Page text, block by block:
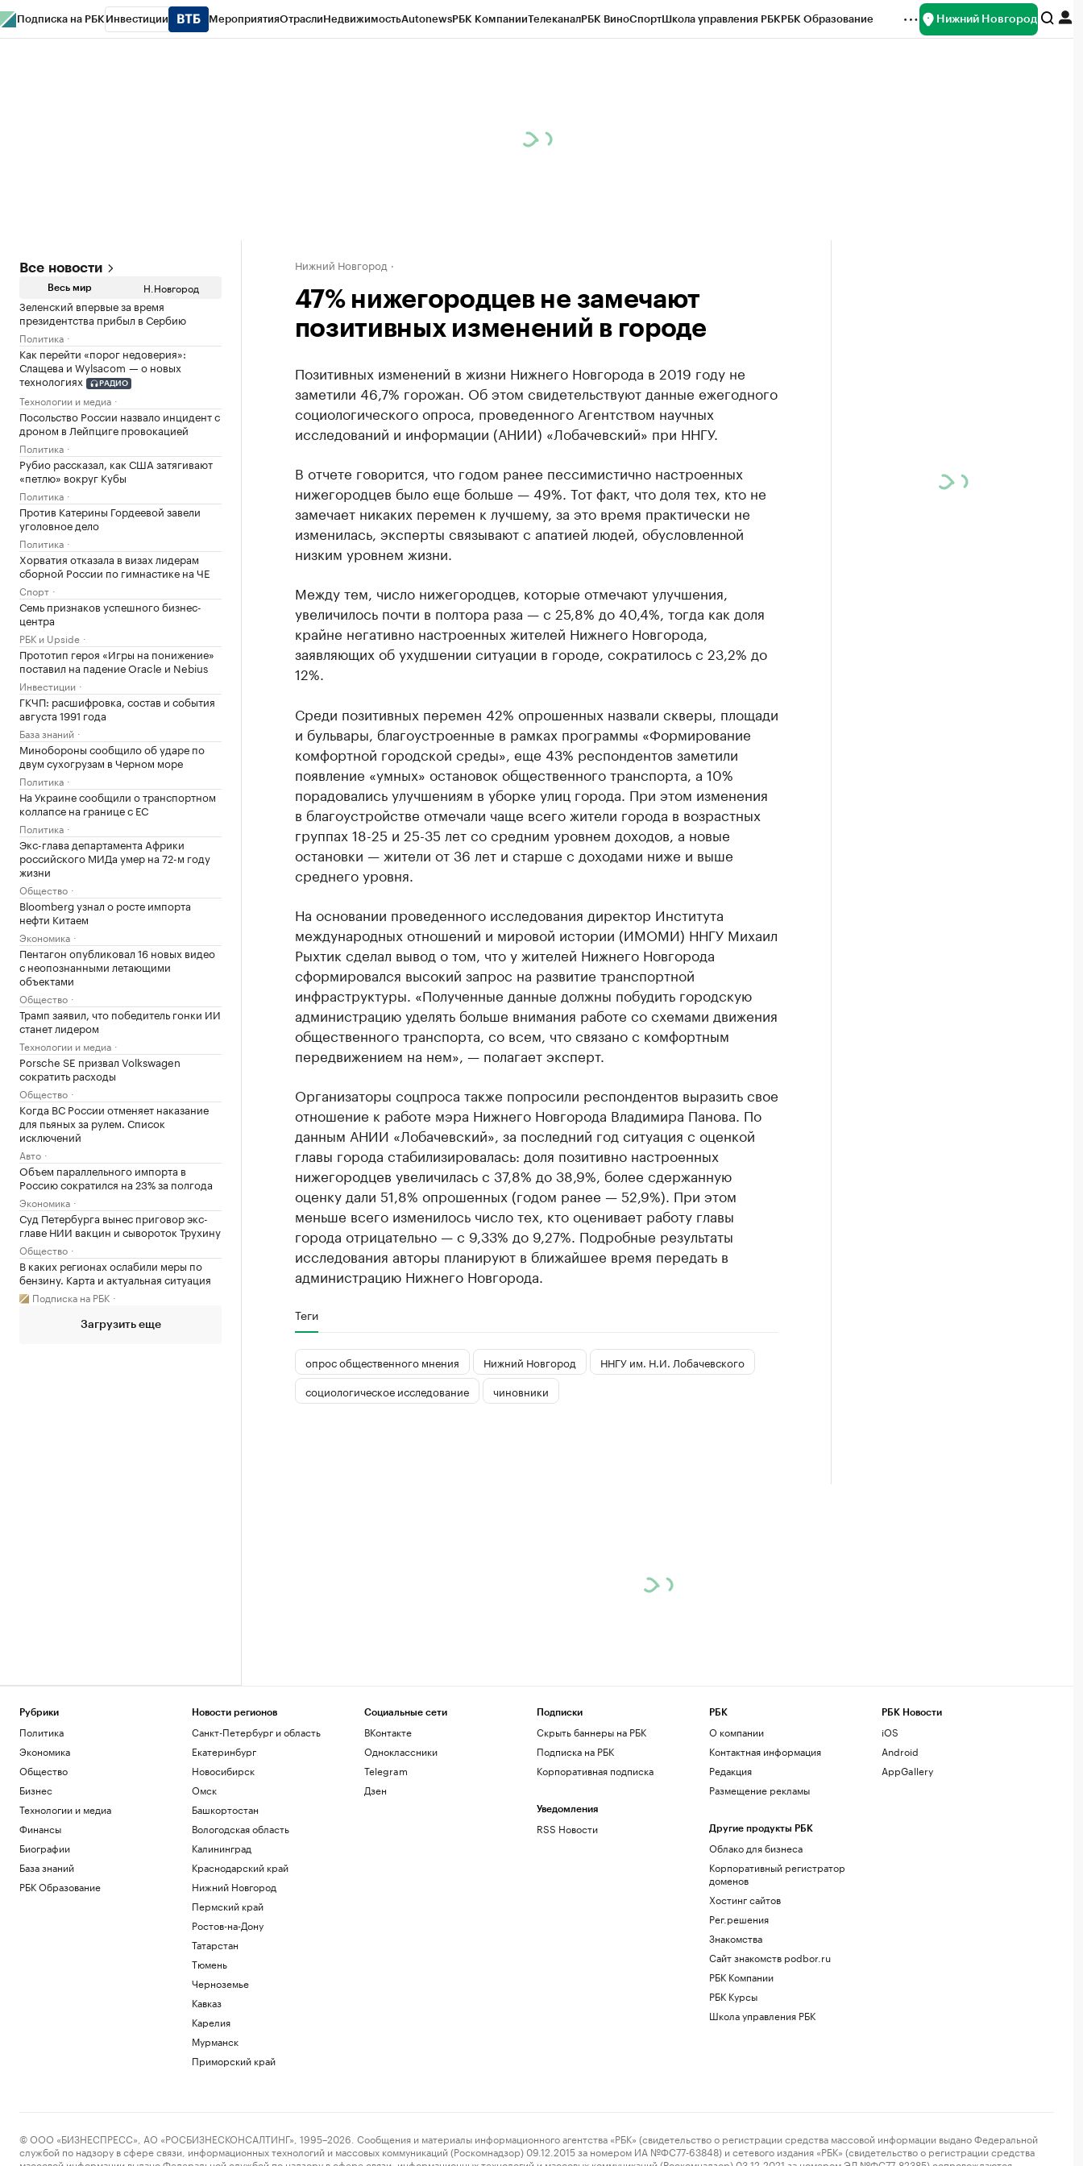
Подписка на РБК Инвестиции МероприятияОтраслиНедвижимостьAutonewsРБК КомпанииТелеканалРБК ВиноСпортШкола управления РБКРБК Образование Нижний Новгород
Все новости
Весь мир Н.Новгород
Зеленский впервые за время
президентства прибыл в Сербию
Политика
Как перейти «порог недоверия»:
Слащева и Wylsacom — о новых
технологиях
РАДИО
Технологии и медиа
Посольство России назвало инцидент с
дроном в Лейпциге провокацией
Политика
Рубио рассказал, как США затягивают
«петлю» вокруг Кубы
Политика
Против Катерины Гордеевой завели
уголовное дело
Политика
Хорватия отказала в визах лидерам
сборной России по гимнастике на ЧЕ
Спорт
Семь признаков успешного бизнес-
центра
РБК и Upside
Прототип героя «Игры на понижение»
поставил на падение Oracle и Nebius
Инвестиции
ГКЧП: расшифровка, состав и события
августа 1991 года
База знаний
Минобороны сообщило об ударе по
двум сухогрузам в Черном море
Политика
На Украине сообщили о транспортном
коллапсе на границе с ЕС
Политика
Экс-глава департамента Африки
российского МИДа умер на 72-м году
жизни
Общество
Bloomberg узнал о росте импорта
нефти Китаем
Экономика
Пентагон опубликовал 16 новых видео
с неопознанными летающими
объектами
Общество
Трамп заявил, что победитель гонки ИИ
станет лидером
Технологии и медиа
Porsche SE призвал Volkswagen
сократить расходы
Общество
Когда ВС России отменяет наказание
для пьяных за рулем. Список
исключений
Авто
Объем параллельного импорта в
Россию сократился на 23% за полгода
Экономика
Суд Петербурга вынес приговор экс-
главе НИИ вакцин и сывороток Трухину
Общество
В каких регионах ослабили меры по
бензину. Карта и актуальная ситуация
Подписка на РБК
Загрузить еще
Нижний Новгород
47% нижегородцев не замечают
позитивных изменений в городе
Позитивных изменений в жизни Нижнего Новгорода в 2019 году не
заметили 46,7% горожан. Об этом свидетельствуют данные ежегодного
социологического опроса, проведенного Агентством научных
исследований и информации (АНИИ) «Лобачевский» при ННГУ.
В отчете говорится, что годом ранее пессимистично настроенных
нижегородцев было еще больше — 49%. Тот факт, что доля тех, кто не
замечает никаких перемен к лучшему, за это время практически не
изменилась, эксперты связывают с апатией людей, обусловленной
низким уровнем жизни.
Между тем, число нижегородцев, которые отмечают улучшения,
увеличилось почти в полтора раза — с 25,8% до 40,4%, тогда как доля
крайне негативно настроенных жителей Нижнего Новгорода,
заявляющих об ухудшении ситуации в городе, сократилось с 23,2% до
12%.
Среди позитивных перемен 42% опрошенных назвали скверы, площади
и бульвары, благоустроенные в рамках программы «Формирование
комфортной городской среды», еще 43% респондентов заметили
появление «умных» остановок общественного транспорта, а 10%
порадовались улучшениям в уборке улиц города. При этом изменения
в благоустройстве отмечали чаще всего жители города в возрастных
группах 18-25 и 25-35 лет со средним уровнем доходов, а новые
остановки — жители от 36 лет и старше с доходами ниже и выше
среднего уровня.
На основании проведенного исследования директор Института
международных отношений и мировой истории (ИМОМИ) ННГУ Михаил
Рыхтик сделал вывод о том, что у жителей Нижнего Новгорода
сформировался высокий запрос на развитие транспортной
инфраструктуры. «Полученные данные должны побудить городскую
администрацию уделять больше внимания работе со схемами движения
общественного транспорта, со всем, что связано с комфортным
передвижением на нем», — полагает эксперт.
Организаторы соцпроса также попросили респондентов выразить свое
отношение к работе мэра Нижнего Новгорода Владимира Панова. По
данным АНИИ «Лобачевский», за последний год ситуация с оценкой
главы города стабилизировалась: доля позитивно настроенных
нижегородцев увеличилась с 37,8% до 38,9%, более сдержанную
оценку дали 51,8% опрошенных (годом ранее — 52,9%). При этом
меньше всего изменилось число тех, кто оценивает работу главы
города отрицательно — с 9,33% до 9,27%. Подробные результаты
исследования авторы планируют в ближайшее время передать в
администрацию Нижнего Новгорода.
Теги
опрос общественного мнения Нижний Новгород
ННГУ им. Н.И. Лобачевского
социологическое исследование
чиновники
Рубрики
Политика
Экономика
Общество
Бизнес
Технологии и медиа
Финансы
Биографии
База знаний
РБК Образование
Новости регионов
Санкт-Петербург и область
Екатеринбург
Новосибирск
Омск
Башкортостан
Вологодская область
Калининград
Краснодарский край
Нижний Новгород
Пермский край
Ростов-на-Дону
Татарстан
Тюмень
Черноземье
Кавказ
Карелия
Мурманск
Приморский край
Социальные сети
ВКонтакте
Одноклассники
Telegram
Дзен
Подписки
Скрыть баннеры на РБК
Подписка на РБК
Корпоративная подписка
Уведомления
RSS Новости
РБК
О компании
Контактная информация
Редакция
Размещение рекламы
Другие продукты РБК
Облако для бизнеса
Корпоративный регистратор
доменов
Хостинг сайтов
Рег.решения
Знакомства
Сайт знакомств podbor.ru
РБК Компании
РБК Курсы
Школа управления РБК
РБК Новости
iOS
Android
AppGallery
© ООО «БИЗНЕСПРЕСС», АО «РОСБИЗНЕСКОНСАЛТИНГ», 1995–2026. Сообщения и материалы информационного агентства «РБК» (свидетельство о регистрации средства массовой информации выдано Федеральной
службой по надзору в сфере связи, информационных технологий и массовых коммуникаций (Роскомнадзор) 09.12.2015 за номером ИА №ФС77-63848) и сетевого издания «РБК» (свидетельство о регистрации средства